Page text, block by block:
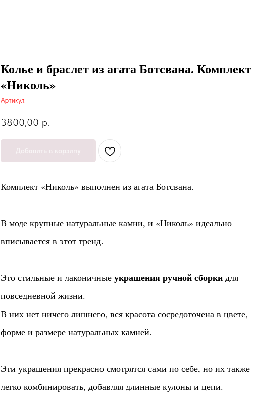
Колье и браслет из агата Ботсвана. Комплект
«Николь»
Артикул:
3800,00 р.
Комплект «Николь» выполнен из агата Ботсвана.
В моде крупные натуральные камни, и «Николь» идеально
вписывается в этот тренд.
Это стильные и лаконичные украшения ручной сборки для
повседневной жизни.
В них нет ничего лишнего, вся красота сосредоточена в цвете,
форме и размере натуральных камней.
Эти украшения прекрасно смотрятся сами по себе, но их также
легко комбинировать, добавляя длинные кулоны и цепи.